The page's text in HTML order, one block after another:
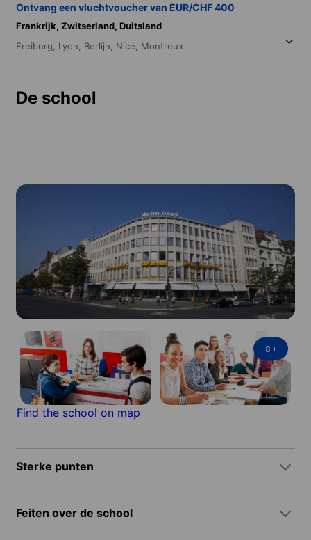
Ontvang een vluchtvoucher van EUR/CHF 400
Frankrijk, Zwitserland, Duitsland
Freiburg, Lyon, Berlijn, Nice, Montreux
De school
8+
Find the school on map
Sterke punten
Feiten over de school